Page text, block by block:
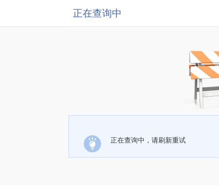
正在查询中
正在查询中，请刷新重试